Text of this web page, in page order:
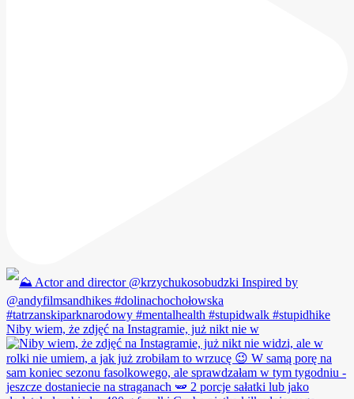
Niby wiem, że zdjęć na Instagramie, już nikt nie w